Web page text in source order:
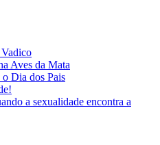
Aves da Mata
o Dia dos Pais
a sexualidade encontra a